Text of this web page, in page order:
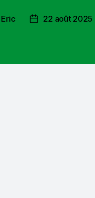
Eric
Date22 août 2025